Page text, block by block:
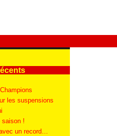
les suspensions
saison !
un record…